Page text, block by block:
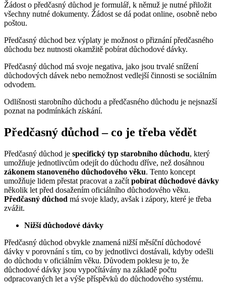
Žádost o předčasný důchod je formulář, k němuž je nutné přiložit
všechny nutné dokumenty. Žádost se dá podat online, osobně nebo
poštou.
Předčasný důchod bez výplaty je možnost o přiznání předčasného
důchodu bez nutnosti okamžitě pobírat důchodové dávky.
Předčasný důchod má svoje negativa, jako jsou trvalé snížení
důchodových dávek nebo nemožnost vedlejší činnosti se sociálním
odvodem.
Odlišnosti starobního důchodu a předčasného důchodu je nejsnazší
poznat na podmínkách získání.
Předčasný důchod – co je třeba vědět
Předčasný důchod je specifický typ starobního důchodu, který
umožňuje jednotlivcům odejít do důchodu dříve, než dosáhnou
zákonem stanoveného důchodového věku. Tento koncept
umožňuje lidem přestat pracovat a začít pobírat důchodové dávky
několik let před dosažením oficiálního důchodového věku.
Předčasný důchod má svoje klady, avšak i zápory, které je třeba
zvážit.
Nižší důchodové dávky
Předčasný důchod obvykle znamená nižší měsíční důchodové
dávky v porovnání s tím, co by jednotlivci dostávali, kdyby odešli
do důchodu v oficiálním věku. Důvodem poklesu je to, že
důchodové dávky jsou vypočítávány na základě počtu
odpracovaných let a výše příspěvků do důchodového systému.